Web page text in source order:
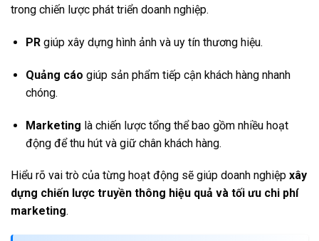
trong chiến lược phát triển doanh nghiệp.
PRgiúp xây dựng hình ảnh và uy tín thương hiệu.
Quảng cáo giúp sản phẩm tiếp cận khách hàng nhanh
chóng.
Marketing là chiến lược tổng thể bao gồm nhiều hoạt
động để thu hút và giữ chân khách hàng.
Hiểu rõ vai trò của từng hoạt động sẽ giúp doanh nghiệp xây
dựng chiến lược truyền thông hiệu quả và tối ưu chi phí
marketing.